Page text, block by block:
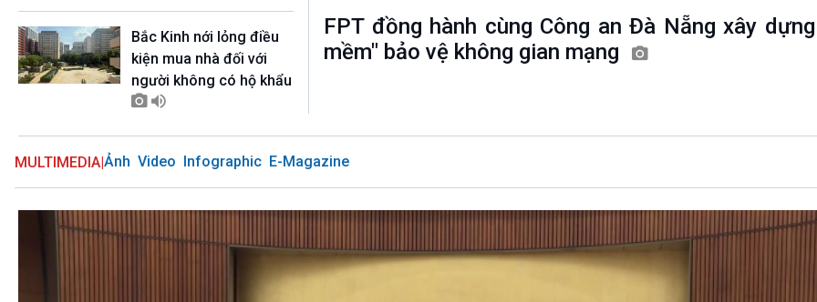
Bước chân đến trường
VOV1 đặc biệt
Thanh âm ký sự
Chân dung cuộc sống
Bắc Kinh nới lỏng điều
kiện mua nhà đối với
người không có hộ khẩu
FPT đồng hành cùng Công an Đà Nẵng xây
mềm" bảo vệ không gian mạng
MULTIMEDIA|Ảnh Video Infographic E-Magazine